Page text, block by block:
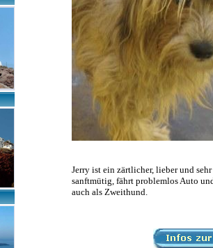
Jerry ist ein zärtlicher, lieber und
sanftmütig, fährt problemlos Auto
auch als Zweithund.